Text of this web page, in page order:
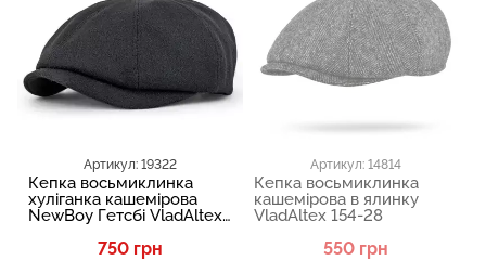
Артикул: 19322
Кепка восьмиклинка
хуліганка кашемірова
NewBoy Гетсбі VladAltex
750 грн
Артикул: 14814
Кепка восьмиклинка
кашемірова в ялинку
VladAltex 154-28
550 грн